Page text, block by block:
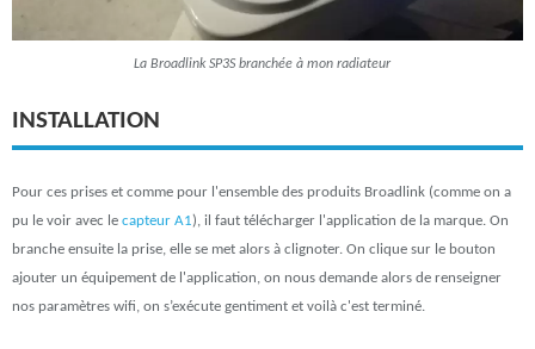
La Broadlink SP3S branchée à mon radiateur
INSTALLATION
Pour ces prises et comme pour l'ensemble des produits Broadlink (comme on a
pu le voir avec le capteur A1), il faut télécharger l'application de la marque. On
branche ensuite la prise, elle se met alors à clignoter. On clique sur le bouton
ajouter un équipement de l'application, on nous demande alors de renseigner
nos paramètres wifi, on s’exécute gentiment et voilà c'est terminé.